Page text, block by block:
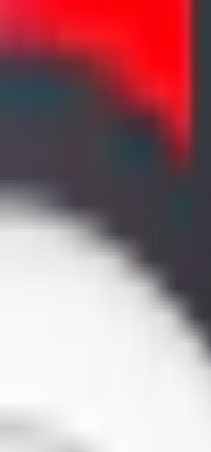
traditionellt
vilket
portion från varumärken
sig från mini-snus till